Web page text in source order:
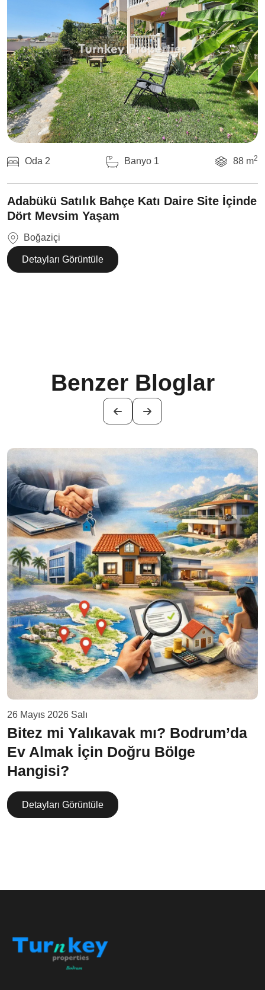
Oda 2 Banyo 1 88 m2
Adabükü Satılık Bahçe Katı Daire Site İçinde
Dört Mevsim Yaşam
Boğaziçi
Detayları Görüntüle
Benzer Bloglar
26 Mayıs 2026 Salı
Bitez mi Yalıkavak mı? Bodrum’da
Ev Almak İçin Doğru Bölge
Hangisi?
Detayları Görüntüle